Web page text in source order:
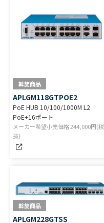
斡旋商品
APLGM118GTPOE2
PoE HUB 10/100/1000M L2
PoE+16ポート
メーカー希望小売価格244,000円(税
抜)
斡旋商品
APLGM228GTSS